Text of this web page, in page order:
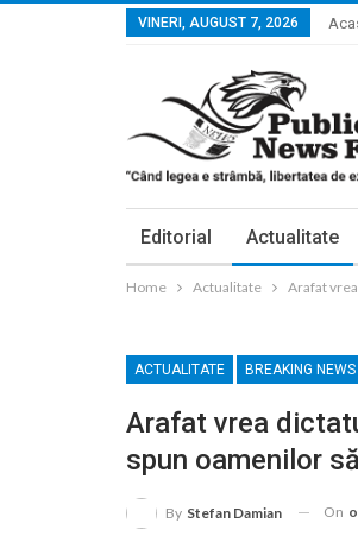
VINERI, AUGUST 7, 2026
Editorial Actualitate
Home Actualitate Arafat
ACTUALITATE BREAKING NEWS
Arafat vrea
spun oamenilor
By Stefan Damian On